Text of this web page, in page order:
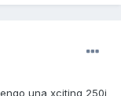
una xciting 250i